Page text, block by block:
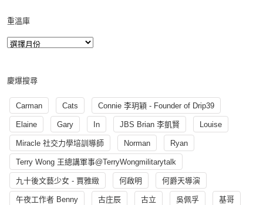
重溫庫
慶爆搜尋
Carman Cats Connie 李玥穎 - Founder of Drip39
Elaine Gary In JBS Brian 李凱賢 Louise
Miracle 社交力學培訓導師 Norman Ryan
Terry Wong 王總講軍事@TerryWongmilitarytalk
九十後文藝少女 - 賈雅緻 何啟明 何爵天導演
午夜工作者 Benny 古庄辰 古立 吳佩孚 基哥